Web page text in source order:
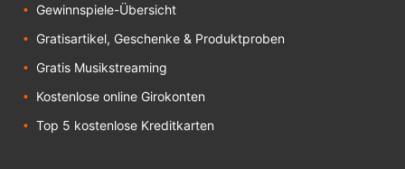
Gewinnspiele-Übersicht
Gratisartikel, Geschenke & Produktproben
Gratis Musikstreaming
Kostenlose online Girokonten
Top 5 kostenlose Kreditkarten